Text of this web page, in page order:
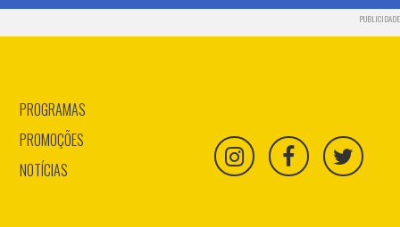
PUBLICIDADE
PROGRAMAS
PROMOÇÕES
NOTÍCIAS